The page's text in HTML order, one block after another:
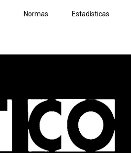
Normas Estadísticas